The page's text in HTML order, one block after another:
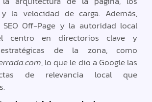
y la velocidad de carga. Además,
Off-Page y la autoridad local
centro en directorios clave y
de la zona, como
, lo que le dio a Google las
de relevancia local que